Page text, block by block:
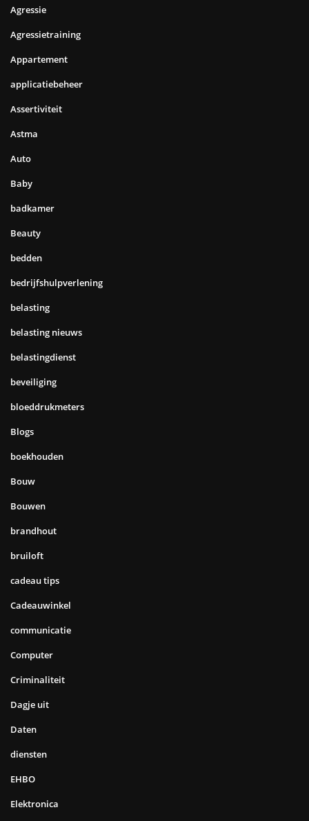
Agressie
Agressietraining
Appartement
applicatiebeheer
Assertiviteit
Astma
Auto
Baby
badkamer
Beauty
bedden
bedrijfshulpverlening
belasting
belasting nieuws
belastingdienst
beveiliging
bloeddrukmeters
Blogs
boekhouden
Bouw
Bouwen
brandhout
bruiloft
cadeau tips
Cadeauwinkel
communicatie
Computer
Criminaliteit
Dagje uit
Daten
diensten
EHBO
Elektronica